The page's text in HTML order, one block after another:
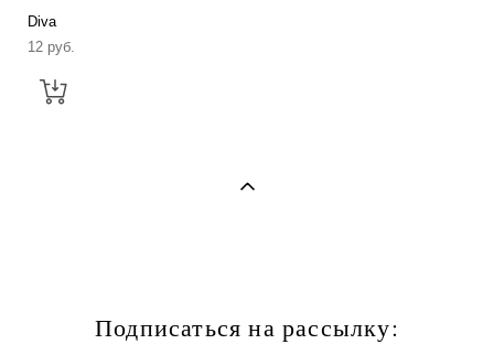
Diva
12 pуб.
Подписаться на рассылку: